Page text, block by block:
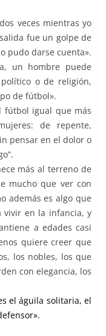
veces mientras yo
fue un golpe de
pudo darse cuenta».
un hombre puede
o de religión,
de fútbol».
fútbol igual que más
de repente,
pensar en el dolor o
más al terreno de
mucho que ver con
además es algo que
vivir en la infancia, y
a edades casi
quiere creer que
los nobles, los que
con elegancia, los
el águila solitaria, el